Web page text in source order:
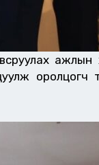
оролцогч